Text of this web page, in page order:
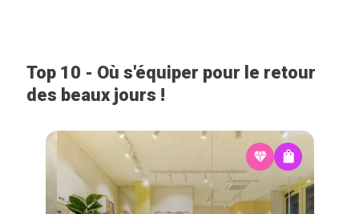
Top 10 - Où s'équiper pour le retour
des beaux jours !